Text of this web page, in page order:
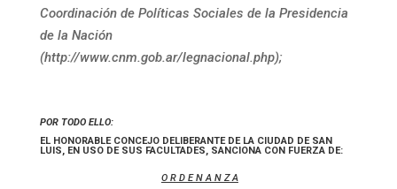
Coordinación de Políticas Sociales de la Presidencia
de la Nación
(http://www.cnm.gob.ar/legnacional.php);
POR TODO ELLO:
EL HONORABLE CONCEJO DELIBERANTE DE LA CIUDAD DE SAN
LUIS, EN USO DE SUS FACULTADES, SANCIONA CON FUERZA DE:
O R D E N A N Z A